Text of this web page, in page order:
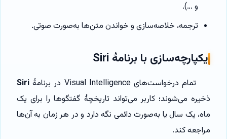
و …).
ترجمه، خلاصه‌سازی و خواندن متن‌ها به‌صورت صوتی.
یکپارچه‌سازی با برنامهٔ Siri
تمام درخواست‌های Visual Intelligence در برنامهٔ
Siri
ذخیره می‌شوند؛ کاربر می‌تواند تاریخچهٔ گفتگوها را برای یک
ماه، یک سال یا به‌صورت دائمی نگه دارد و در هر زمان به آن‌ها
مراجعه کند.